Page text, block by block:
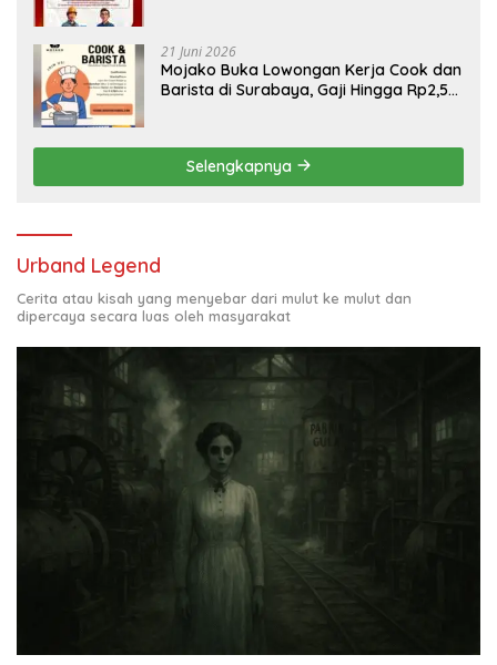
21 Juni 2026
Mojako Buka Lowongan Kerja Cook dan
Barista di Surabaya, Gaji Hingga Rp2,5
Selengkapnya
Urband Legend
Cerita atau kisah yang menyebar dari mulut ke mulut dan
dipercaya secara luas oleh masyarakat